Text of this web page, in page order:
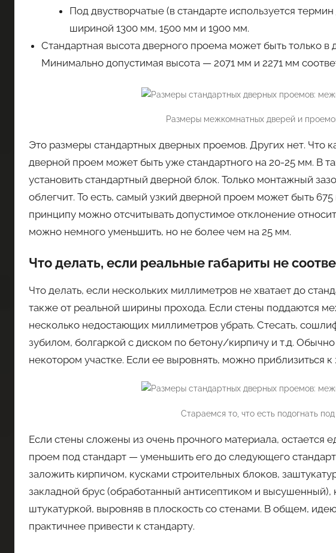
Под двустворчатые (в стандарте используется
шириной 1300 мм, 1500 мм и 1900 мм.
Стандартная высота дверного проема может быть только в
Минимально допустимая высота — 2071 мм и 2271 мм
Размеры межкомнатных дверей и
Это размеры стандартных дверных проемов. Других нет. Что
дверной проем может быть уже стандартного на 20-25 мм. В
установить стандартный дверной блок. Только монтажный
облегчит. То есть, самый узкий дверной проем может быть
принципу можно отсчитывать допустимое отклонение
можно немного уменьшить, но не более чем на 25 мм.
Что делать, если реальные габариты не
Что делать, если нескольких миллиметров не хватает до
также от реальной ширины прохода. Если стены поддаются
несколько недостающих миллиметров убрать. Стесать,
зубилом, болгаркой с диском по бетону/кирпичу и т.д.
некотором участке. Если ее выровнять, можно приблизиться
Стараемся то, что есть подогнать
Если стены сложены из очень прочного материала, остается
проем под стандарт — уменьшить его до следующего
заложить кирпичом, кусками строительных блоков,
закладной брус (обработанный антисептиком и высушенный),
штукатуркой, выровняв в плоскость со стенами. В общем,
практичнее привести к стандарту.